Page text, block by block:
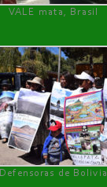
VALE mata, Brasil
Defensoras de Bolivia